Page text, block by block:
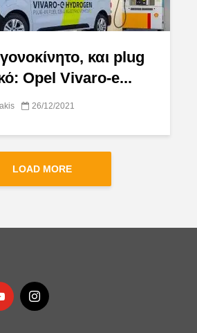
και plug
Opel Vivaro-e...
26/12/2021
LOAD MORE